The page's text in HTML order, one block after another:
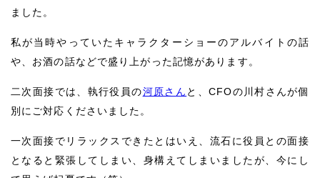
ました。
私が当時やっていたキャラクターショーのアルバイトの話
や、お酒の話などで盛り上がった記憶があります。
二次面接では、執行役員の河原さん と、CFOの川村さんが個
別にご対応くださいました。
一次面接でリラックスできたとはいえ、流石に役員との面接
となると緊張してしまい、身構えてしまいましたが、今にし